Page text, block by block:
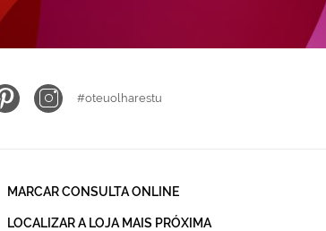
#oteuolharestu
MARCAR CONSULTA ONLINE
LOCALIZAR A LOJA MAIS PRÓXIMA